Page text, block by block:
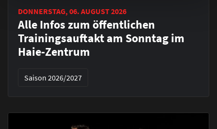
DONNERSTAG, 06. AUGUST 2026
Alle Infos zum öffentlichen
Trainingsauftakt am Sonntag im
Haie-Zentrum
Saison 2026/2027